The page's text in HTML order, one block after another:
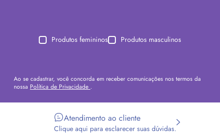
Produtos femininos Produtos masculinos
Ao se cadastrar, você concorda em receber comunicações nos termos da
nossa Política de Privacidade .
Atendimento ao cliente
Clique aqui para esclarecer suas dúvidas.